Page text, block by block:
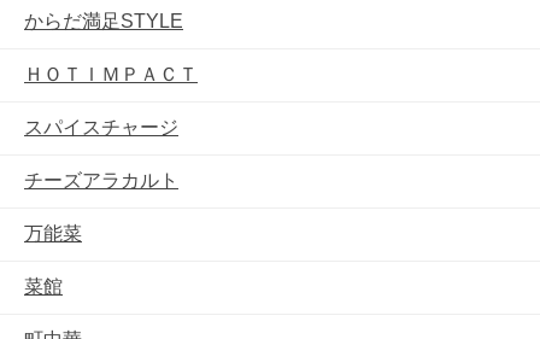
からだ満足STYLE
ＨＯＴＩＭＰＡＣＴ
スパイスチャージ
チーズアラカルト
万能菜
菜館